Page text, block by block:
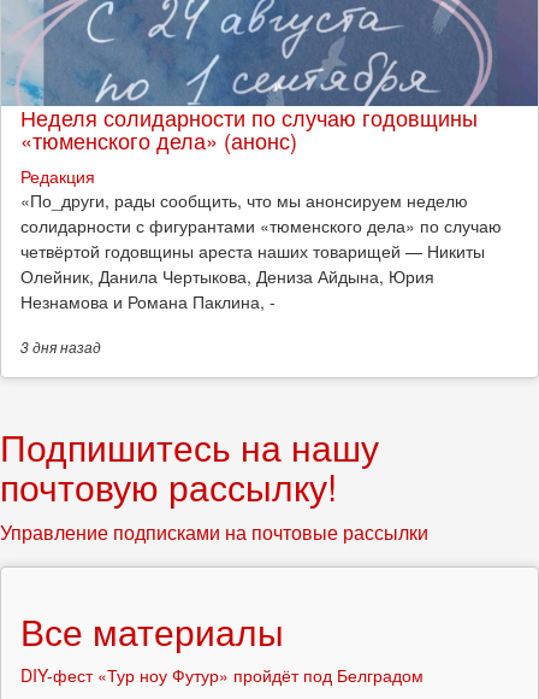
Неделя солидарности по случаю годовщины
«тюменского дела» (анонс)
Редакция
​«По_други, рады сообщить, что мы анонсируем неделю
солидарности с фигурантами «тюменского дела» по случаю
четвёртой годовщины ареста наших товарищей — Никиты
Олейник, Данила Чертыкова, Дениза Айдына, Юрия
Незнамова и Романа Паклина, -
3 дняназад
Подпишитесь на нашу
почтовую рассылку!
Управление подписками на почтовые рассылки
Все материалы
DIY-фест «Тур ноу Футур» пройдёт под Белградом